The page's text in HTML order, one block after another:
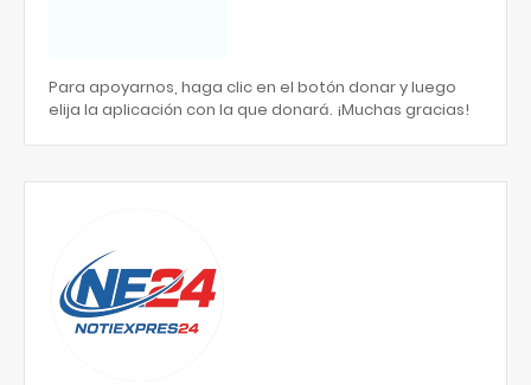
Para apoyarnos, haga clic en el botón donar y luego
elija la aplicación con la que donará. ¡Muchas gracias!